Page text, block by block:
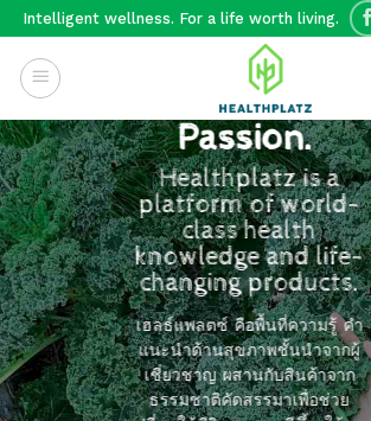
Skip
content
Intelligent wellness. For a life worth living.
Your Wellness
is Our
Passion.
Healthplatz is a
platform of world-
class health
knowledge and life-
changing products.
เฮลธ์แพลตซ์ คือพื้นที่ความรู้ คำ
แนะนำด้านสุขภาพชั้นนำจากผู้
เชี่ยวชาญ ผสานกับสินค้าจาก
ธรรมชาติคัดสรรมาเพื่อช่วย